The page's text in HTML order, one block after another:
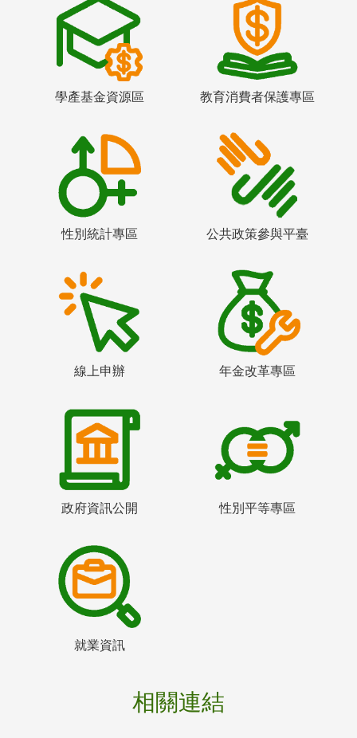
學產基金資源區 教育消費者保護專區
性別統計專區 公共政策參與平臺
線上申辦 年金改革專區
政府資訊公開 性別平等專區
就業資訊
相關連結